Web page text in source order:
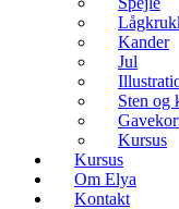
Kander
Jul
Sten og
Kursus
Kursus
Om Elya
Kontakt